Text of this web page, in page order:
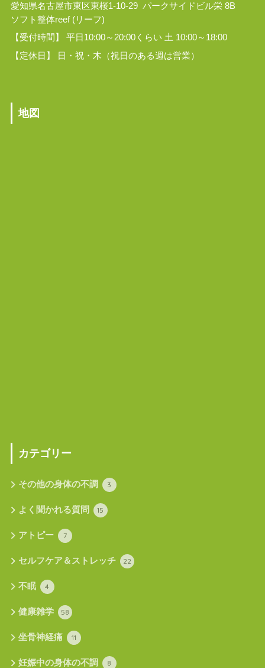
愛知県名古屋市東区東桜1-10-29 パークサイドビル栄 8B
ソフト整体reef (リーフ)
【受付時間】 平日10:00～20:00くらい 土 10:00～18:00
【定休日】 日・祝・木（祝日のある週は営業）
地図
カテゴリー
その他の身体の不調 3
よく聞かれる質問 15
アトピー 7
セルフケア＆ストレッチ 22
不眠 4
健康雑学 58
坐骨神経痛 11
妊娠中の身体の不調 8